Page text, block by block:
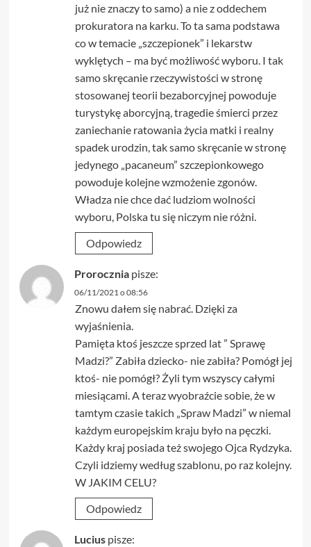
już nie znaczy to samo) a nie z oddechem
prokuratora na karku. To ta sama podstawa
co w temacie „szczepionek” i lekarstw
wyklętych – ma być możliwość wyboru. I tak
samo skręcanie rzeczywistości w stronę
stosowanej teorii bezaborcyjnej powoduje
turystykę aborcyjną, tragedie śmierci przez
zaniechanie ratowania życia matki i realny
spadek urodzin, tak samo skręcanie w stronę
jedynego „pacaneum” szczepionkowego
powoduje kolejne wzmożenie zgonów.
Władza nie chce dać ludziom wolności
wyboru, Polska tu się niczym nie różni.
Odpowiedz
Prorocznia pisze:
06/11/2021 o 08:56
Znowu dałem się nabrać. Dzięki za
wyjaśnienia.
Pamięta ktoś jeszcze sprzed lat ” Sprawę
Madzi?” Zabiła dziecko- nie zabiła? Pomógł jej
ktoś- nie pomógł? Żyli tym wszyscy całymi
miesiącami. A teraz wyobraźcie sobie, że w
tamtym czasie takich „Spraw Madzi” w niemal
każdym europejskim kraju było na pęczki.
Każdy kraj posiada też swojego Ojca Rydzyka.
Czyli idziemy według szablonu, po raz kolejny.
W JAKIM CELU?
Odpowiedz
Lucius pisze: